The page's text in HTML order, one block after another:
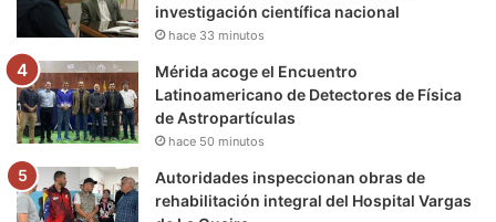
investigación científica nacional
hace 33 minutos
Mérida acoge el Encuentro
Latinoamericano de Detectores de Física
de Astropartículas
hace 50 minutos
Autoridades inspeccionan obras de
rehabilitación integral del Hospital Vargas